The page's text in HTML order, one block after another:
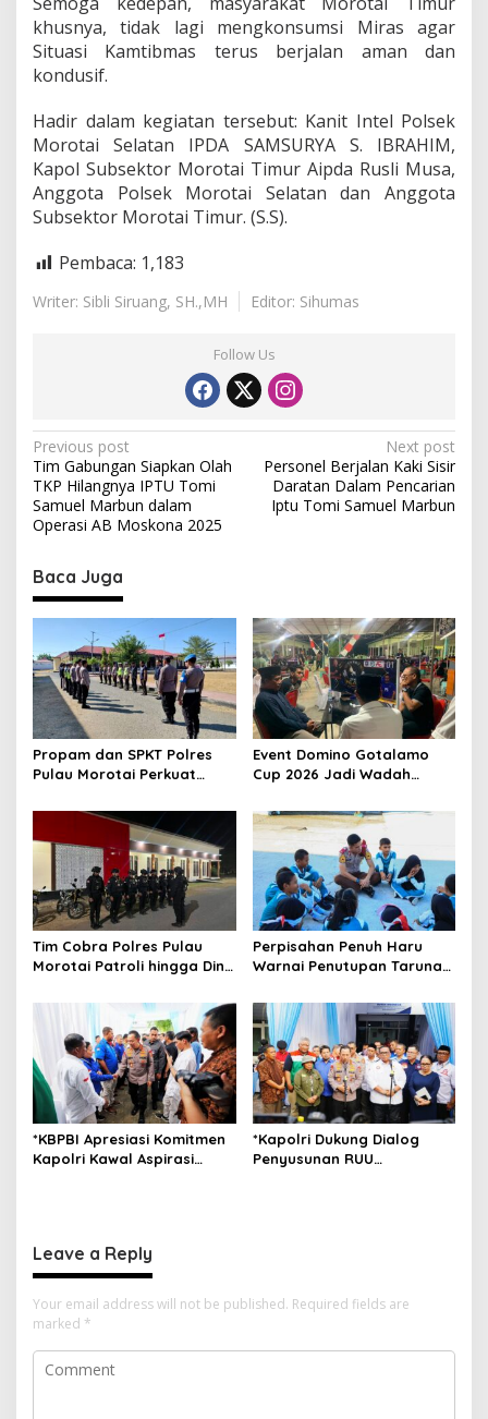
khusnya, tidak lagi mengkonsumsi Miras agar
Situasi Kamtibmas terus berjalan aman dan
kondusif.
Hadir dalam kegiatan tersebut: Kanit Intel Polsek
Morotai Selatan IPDA SAMSURYA S. IBRAHIM,
Kapol Subsektor Morotai Timur Aipda Rusli Musa,
Anggota Polsek Morotai Selatan dan Anggota
Subsektor Morotai Timur. (S.S).
Pembaca: 1,183
Writer: Sibli Siruang, SH.,MH Editor: Sihumas
Follow Us
P
o
s
t
n
a
v
i
g
a
t
i
o
n
Previous post
Tim Gabungan Siapkan Olah
TKP Hilangnya IPTU Tomi
Samuel Marbun dalam
Operasi AB Moskona 2025
Next post
Personel Berjalan Kaki Sisir
Daratan Dalam Pencarian
Iptu Tomi Samuel Marbun
Baca Juga
Propam dan SPKT Polres
Pulau Morotai Perkuat
Pelayanan Masyarakat
Selama 1×24 Jam
Event Domino Gotalamo
Cup 2026 Jadi Wadah
Kebersamaan Masyarakat
Morotai
Tim Cobra Polres Pulau
Morotai Patroli hingga Dini
Gangguan Kamtibmas
Perpisahan Penuh Haru
Warnai Penutupan Taruna
Kepulauan
*KBPBI Apresiasi Komitmen
Kapolri Kawal Aspirasi
*Kapolri Dukung Dialog
Penyusunan RUU
Leave a Reply
Your email address will not be published. Required fields are
marked *